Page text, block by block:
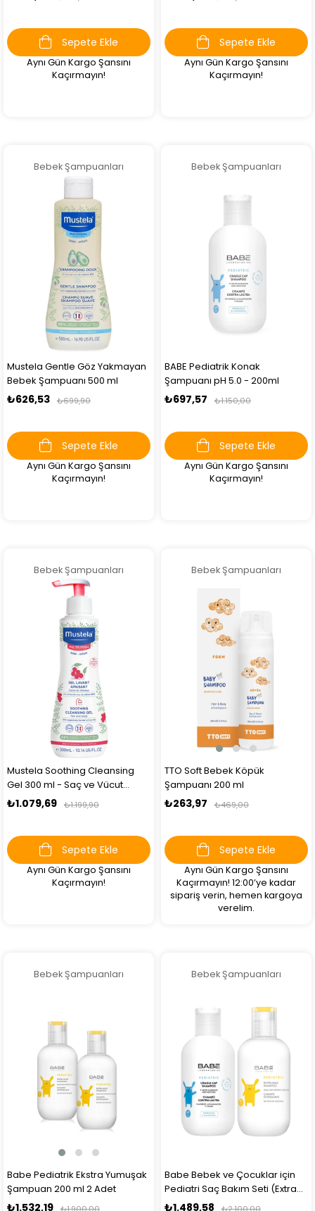
Sepete Ekle
Aynı Gün Kargo Şansını
Kaçırmayın!
Sepete Ekle
Aynı Gün Kargo Şansını
Kaçırmayın!
Bebek Şampuanları
Mustela Gentle Göz Yakmayan
Bebek Şampuanı 500 ml
₺626,53 ₺699,90
Sepete Ekle
Aynı Gün Kargo Şansını
Kaçırmayın!
Bebek Şampuanları
BABE Pediatrik Konak
Şampuanı pH 5.0 - 200ml
₺697,57 ₺1.150,00
Sepete Ekle
Aynı Gün Kargo Şansını
Kaçırmayın!
Bebek Şampuanları
Mustela Soothing Cleansing
Gel 300 ml - Saç ve Vücut
Şampuanı
₺1.079,69 ₺1.199,90
Sepete Ekle
Aynı Gün Kargo Şansını
Kaçırmayın!
Bebek Şampuanları
TTO Soft Bebek Köpük
Şampuanı 200 ml
₺263,97 ₺469,00
Sepete Ekle
Aynı Gün Kargo Şansını
Kaçırmayın! 12:00’ye kadar
sipariş verin, hemen kargoya
verelim.
Bebek Şampuanları
Babe Pediatrik Ekstra Yumuşak
Şampuan 200 ml 2 Adet
₺1.532,19 ₺1.900,00
Bebek Şampuanları
Babe Bebek ve Çocuklar için
Pediatri Saç Bakım Seti (Extra
Yumuşak Şampuan 200 ml +
₺1.489,58 ₺2.100,00